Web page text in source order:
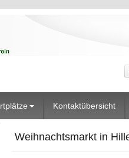
Kontaktübersicht
Weihnachtsmarkt in